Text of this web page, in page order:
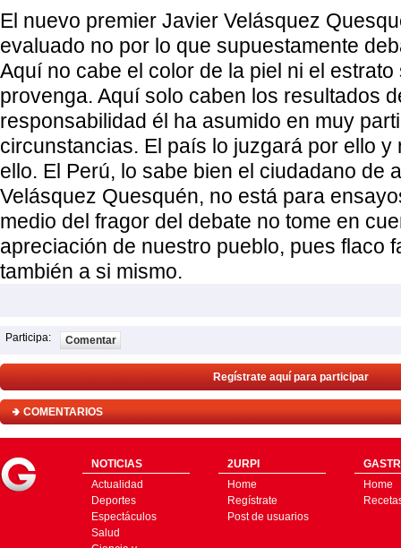
El nuevo premier Javier Velásquez
evaluado no por lo que supuestamente
Aquí no cabe el color de la piel ni el
provenga. Aquí solo caben los resultados
responsabilidad él ha asumido en muy
circunstancias. El país lo juzgará por ello y
ello. El Perú, lo sabe bien el ciudadano de
Velásquez Quesquén, no está para
medio del fragor del debate no tome en
apreciación de nuestro pueblo, pues flaco
también a si mismo.
Participa: Comentar
Regístrate aquí para participar
COMENTARIOS
NOTICIAS
Actualidad
Deportes
Espectáculos
Salud
2URPI
Home
Regístrate
Post de usuarios
Home